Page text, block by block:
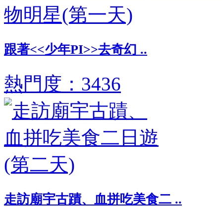
跟著<<少年PI>>去奇幻 ..
熱門度：3436
走訪廟宇古蹟、血拼吃美食二 ..